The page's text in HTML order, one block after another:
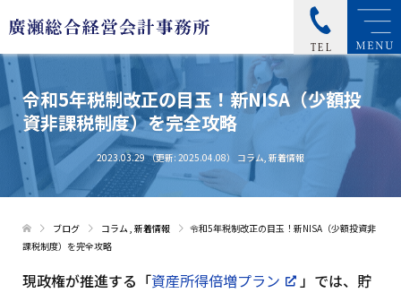
令和5年税制改正の目玉！新NISA（少額投
資非課税制度）を完全攻略
2023.03.29（更新: 2025.04.08） コラム, 新着情報
ブログ コラム, 新着情報
令和5年税制改正の目玉！新NISA（少額投資非
課税制度）を完全攻略
現政権が推進する「資産所得倍増プラン
」では、貯